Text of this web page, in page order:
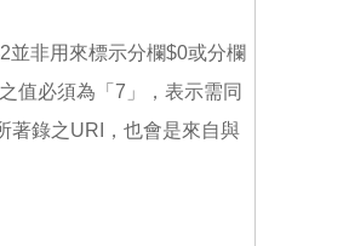
並非用來標示分欄$0或分欄
值必須為「7」，表示需同
著錄之URI，也會是來自與